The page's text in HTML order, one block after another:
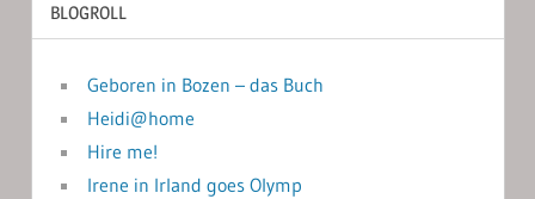
BLOGROLL
Geboren in Bozen – das Buch
Heidi@home
Hire me!
Irene in Irland goes Olymp